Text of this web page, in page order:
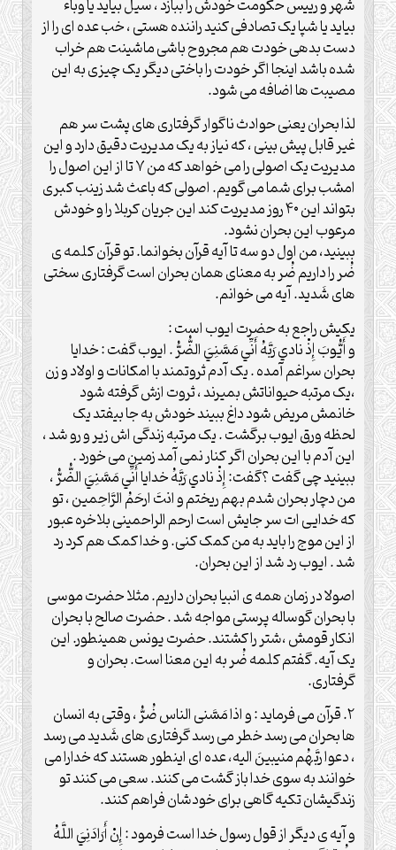
شهر و رییس حکومت خودش را ببازد ، سیل بیاید یا وباء
بیاید یا شپا یک تصادفی کنید راننده هستی ، خب عده ای را از
دست بدهی خودت هم مجروح باشی ماشینت هم خراب
شده باشد اینجا اگر خودت را باختی دیگر یک چیزی به این
مصیبت ها اضافه می شود.
لذا بحران یعنی حوادث ناگوار گرفتاری های پشت سر هم
غیر قابل پیش بینی ، که نیاز به یک مدیریت دقیق دارد و این
مدیریت یک اصولی را می خواهد که من ۷ تا از این اصول را
امشب برای شما می گویم. اصولی که باعث شد زینب کبری
بتواند این ۴۰ روز مدیریت کند این جریان کربلا را و خودش
مرعوب این بحران نشود.
ببینید، من اول دو سه تا آیه قرآن بخوانما. تو قرآن کلمه ی
ضُر را داریم ضُر به معنای همان بحران است گرفتاری سختی
های شَدید. آیه می خوانم.
یکیش راجع به حضرت ایوب است :
و أَيُّوبَ إِذْ نادي‏ رَبَّهُ أَنِّي مَسَّنِيَ الضُّرُّ . ایوب گفت : خدایا
بحران سراغم آمده . یک آدم ثروتمند با امکانات و اولاد و زن
،یک مرتبه حیواناتش بمیرند ، ثروت ازش گرفته شود
خانمش مریض شود داغ ببیند خودش به جا بیفتد یک
لحظه ورق ایوب برگشت . یک مرتبه زندگی اش زیر و رو شد ،
این آدم با این بحران اگر کنار نمی آمد زمین می خورد .
ببینید چی گفت ؟گفت: إِذْ نادي‏ رَبَّهُ خدایا أَنِّي مَسَّنِيَ الضُّرُّ ،
من دچار بحران شدم بهم ریختم و انتَ ارحَمُ الرَّاحِمین ، تو
که خدایی ات سر جایش است ارحم الراحمینی بلاخره عبور
از این موج را باید به من کمک کنی. و خدا کمک هم کرد رد
شد . ایوب رد شد از این بحران.
اصولا در زمان همه ی انبیا بحران داریم. مثلا حضرت موسی
با بحران گوساله پرستی مواجه شد . حضرت صالح با بحران
انکار قومش ،شتر را کشتند. حضرت یونس همینطور. این
یک آیه. گفتم کلمه ضُر به این معنا است. بحران و
گرفتاری.
۲. قرآن می فرماید : و اذا مَسَّنی الناس ضُرُّ ، وقتی به انسان
ها بحران می رسد خطر می رسد گرفتاری های شَدید می رسد
، دعوا ربَّهُم منیبینَ الیه، عده ای اینطور هستند که خدارا می
خوانند به سوی خدا باز گشت می کنند. سعی می کنند تو
زندگیشان تکیه گاهی برای خودشان فراهم‌ کنند.
و آیه ی دیگر از قول رسول خدا است فرمود : إِنْ أَرَادَنِيَ اللَّهُ